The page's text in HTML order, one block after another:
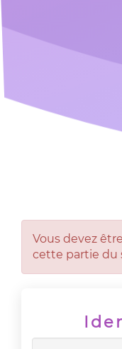
Vous devez
cette partie du